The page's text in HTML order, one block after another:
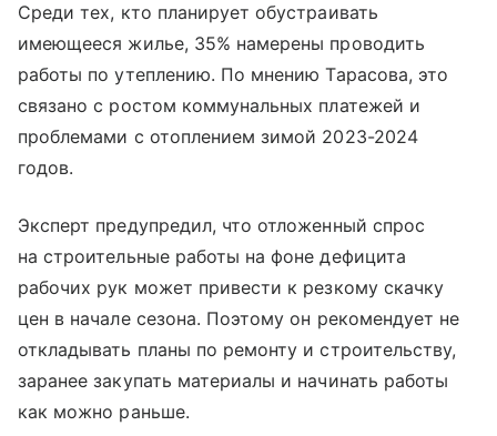
Среди тех, кто планирует обустраивать
имеющееся жилье, 35% намерены проводить
работы по утеплению. По мнению Тарасова, это
связано с ростом коммунальных платежей и
проблемами с отоплением зимой 2023-2024
годов.
Эксперт предупредил, что отложенный спрос
на строительные работы на фоне дефицита
рабочих рук может привести к резкому скачку
цен в начале сезона. Поэтому он рекомендует не
откладывать планы по ремонту и строительству,
заранее закупать материалы и начинать работы
как можно раньше.